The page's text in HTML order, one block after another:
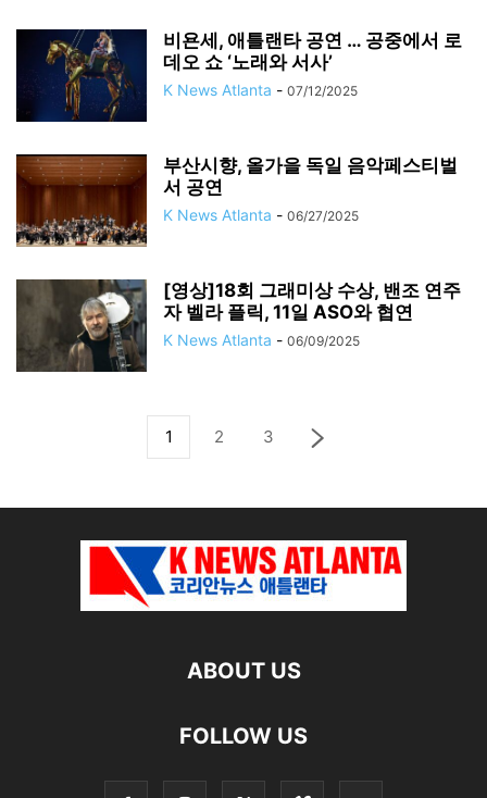
비욘세, 애틀랜타 공연 … 공중에서 로
데오 쇼 ‘노래와 서사’
K News Atlanta - 07/12/2025
부산시향, 올가을 독일 음악페스티벌
서 공연
K News Atlanta - 06/27/2025
[영상]18회 그래미상 수상, 밴조 연주
자 벨라 플릭, 11일 ASO와 협연
K News Atlanta - 06/09/2025
1 2 3
ABOUT US
FOLLOW US